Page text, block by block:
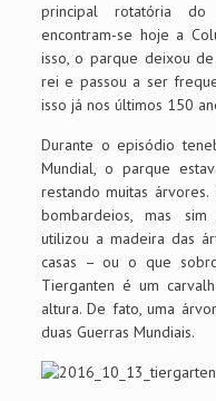
principal rotatória
encontram-se hoje a
isso, o parque deixou
rei e passou a ser
isso já nos últimos 150
Durante o episódio
Mundial, o parque
restando muitas
bombardeios, mas
utilizou a madeira das
casas – ou o que
Tierganten é um
altura. De fato, uma
duas Guerras Mundiais.